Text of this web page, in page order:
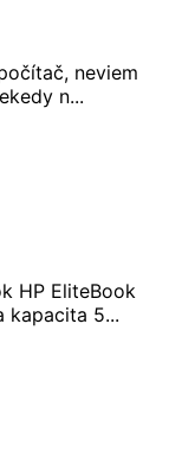
neviem
n...
HP EliteBook
kapacita 5...